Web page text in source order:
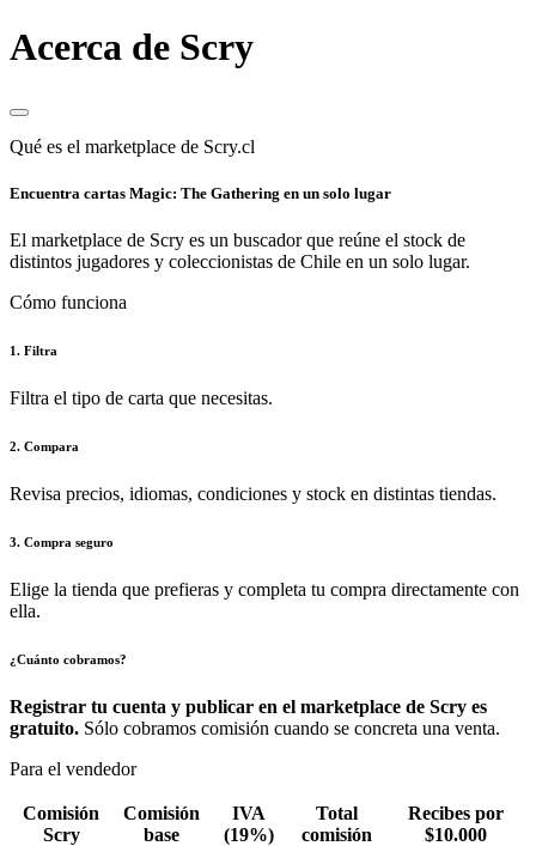
Acerca de Scry
Qué es el marketplace de Scry.cl
Encuentra cartas Magic: The Gathering en un solo lugar
El marketplace de Scry es un buscador que reúne el stock de
distintos jugadores y coleccionistas de Chile en un solo lugar.
Cómo funciona
1. Filtra
Filtra el tipo de carta que necesitas.
2. Compara
Revisa precios, idiomas, condiciones y stock en distintas tiendas.
3. Compra seguro
Elige la tienda que prefieras y completa tu compra directamente con
ella.
¿Cuánto cobramos?
Registrar tu cuenta y publicar en el marketplace de Scry es
gratuito. Sólo cobramos comisión cuando se concreta una venta.
Para el vendedor
Comisión
Scry
Comisión
base
IVA
(19%)
Total
comisión
Recibes por
$10.000